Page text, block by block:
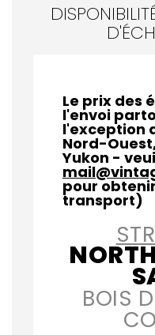
Le prix des
l'envoi
l'exception
Nord-
Yukon -
pour
transport)
BOIS